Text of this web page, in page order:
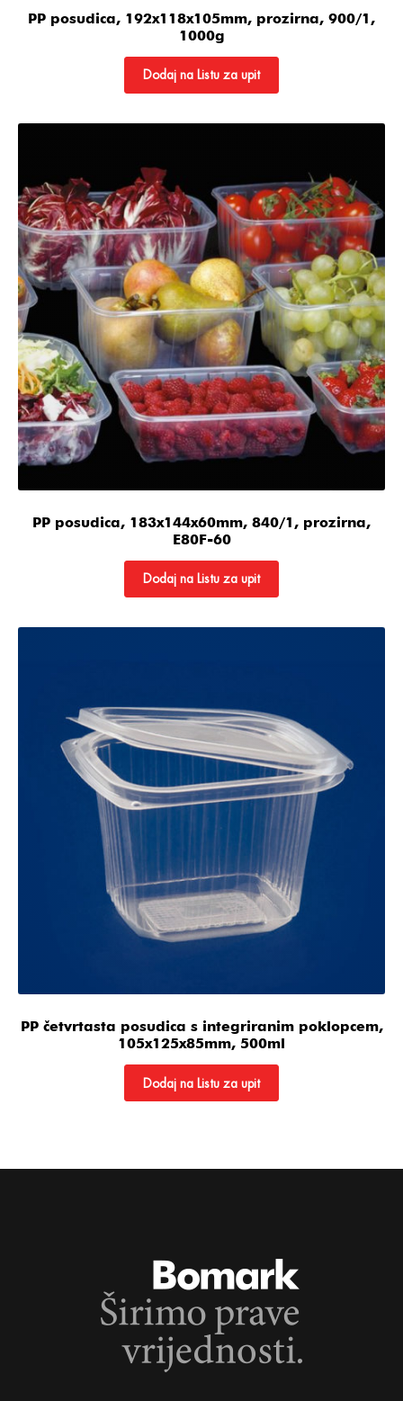
PP posudica, 192x118x105mm, prozirna, 900/1,
1000g
Dodaj na Listu za upit
PP posudica, 183x144x60mm, 840/1, prozirna,
E80F-60
Dodaj na Listu za upit
PP četvrtasta posudica s integriranim poklopcem,
105x125x85mm, 500ml
Dodaj na Listu za upit